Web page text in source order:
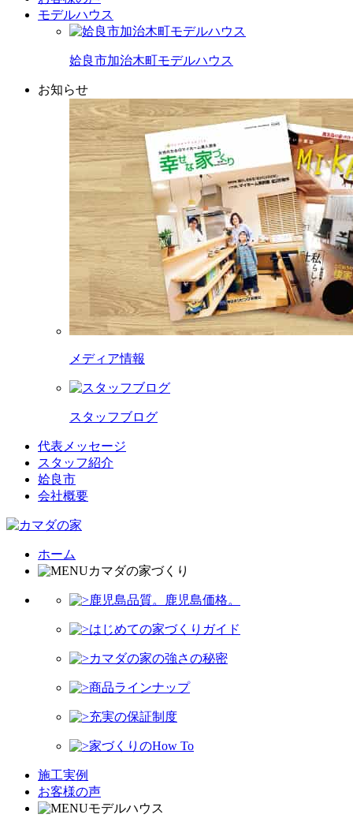
モデルハウス
姶良市加治木町モデルハウス
お知らせ
メディア情報
スタッフブログ
代表メッセージ
スタッフ紹介
姶良市
会社概要
ホーム
カマダの家づくり
鹿児島品質。鹿児島価格。
はじめての家づくりガイド
カマダの家の強さの秘密
商品ラインナップ
充実の保証制度
家づくりのHow To
施工実例
お客様の声
モデルハウス